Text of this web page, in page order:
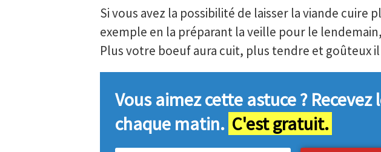
Si vous avez la possibilité de laisser la viande cuire
exemple en la préparant la veille pour le
Plus votre boeuf aura cuit, plus tendre et goûteux
Vous aimez cette astuce ?
chaque matin. C'est gratuit.